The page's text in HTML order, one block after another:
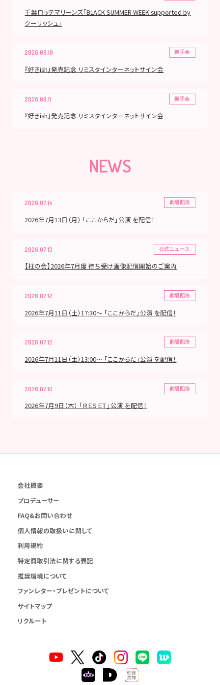
千葉ロッテマリーンズ「BLACK SUMMER WEEK supported by
クーリッシュ」
2026.08.10 握手会
『好きish』発売記念 リミスタインターネットサイン会
2026.08.11 握手会
『好きish』発売記念 リミスタインターネットサイン会
NEWS
2026.07.14 劇場配信
2026年7月13日（月） 「ここからだ」公演 を配信！
2026.07.13 公式ニュース
【柱の会】2026年7月度 待ち受け画像配信開始のご案内
2026.07.12 劇場配信
2026年7月11日（土）17:30～ 「ここからだ」公演 を配信！
2026.07.12 劇場配信
2026年7月11日（土）13:00～ 「ここからだ」公演 を配信！
2026.07.10 劇場配信
2026年7月9日（木） 「ＲＥＳＥＴ」公演 を配信！
会社概要
プロデューサー
FAQ&お問い合わせ
個人情報の取扱いに関して
利用規約
特定商取引法に関する表記
推奨環境について
ファンレター・プレゼントについて
サイトマップ
リクルート